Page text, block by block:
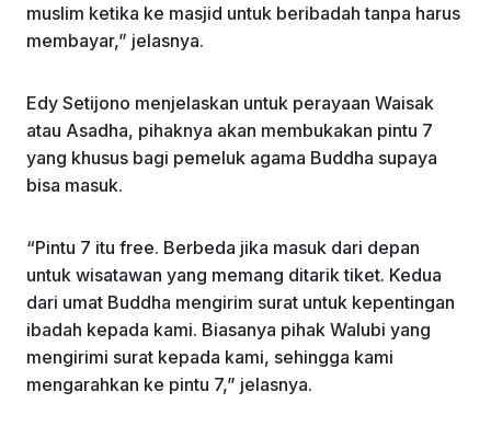
muslim ketika ke masjid untuk beribadah tanpa harus
membayar,” jelasnya.
Edy Setijono menjelaskan untuk perayaan Waisak
atau Asadha, pihaknya akan membukakan pintu 7
yang khusus bagi pemeluk agama Buddha supaya
bisa masuk.
“Pintu 7 itu free. Berbeda jika masuk dari depan
untuk wisatawan yang memang ditarik tiket. Kedua
dari umat Buddha mengirim surat untuk kepentingan
ibadah kepada kami. Biasanya pihak Walubi yang
mengirimi surat kepada kami, sehingga kami
mengarahkan ke pintu 7,” jelasnya.